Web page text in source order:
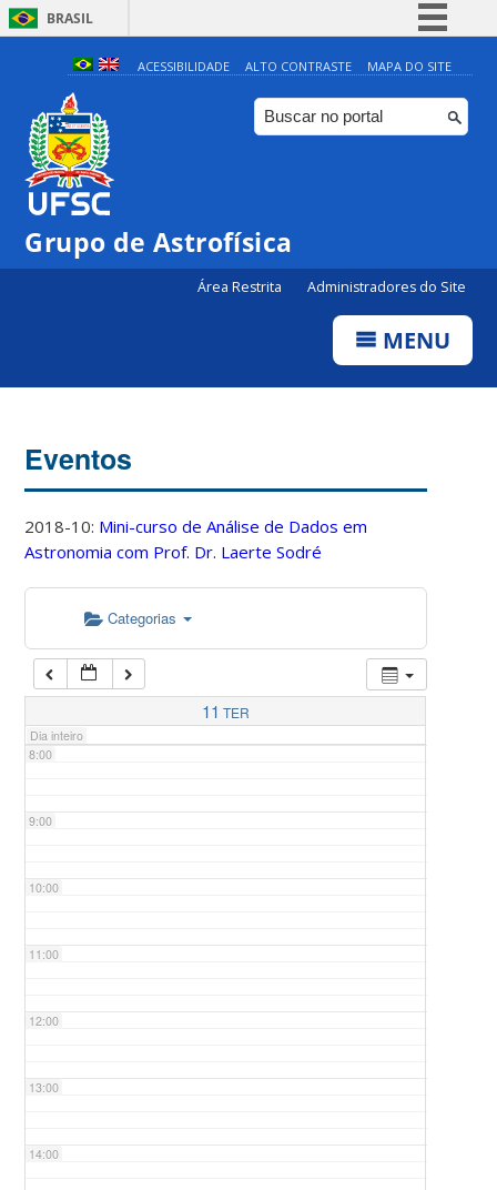
BRASIL
Simplifique!
Comunica BR
Participe
ACESSIBILIDADE ALTO CONTRASTE MAPA DO SITE
Grupo de Astrofísica
Área Restrita Administradores do Site
MENU
Eventos
2018-10: Mini-curso de Análise de Dados em
Astronomia com Prof. Dr. Laerte Sodré
Categorias
11 TER
Dia inteiro
4:00
5:00
7:00
8:00
9:00
10:00
11:00
12:00
13:00
14:00